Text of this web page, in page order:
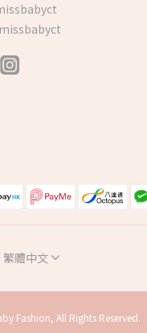
missbabyct
繁體中文
Fashion, All Rights Reserved.